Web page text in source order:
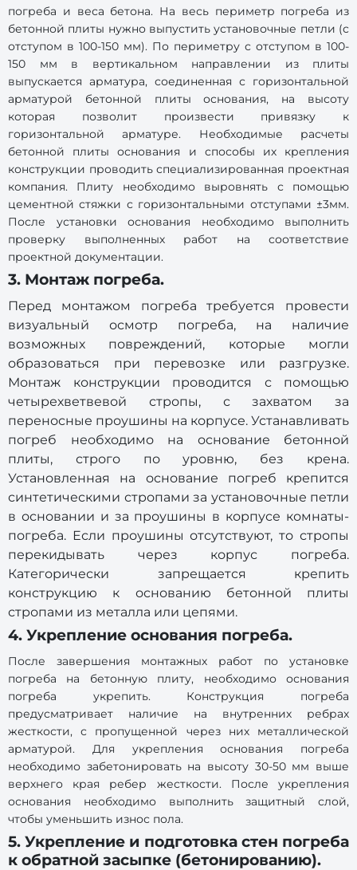
погреба и веса бетона. На весь периметр погреба из
бетонной плиты нужно выпустить установочные петли (с
отступом в 100-150 мм). По периметру с отступом в 100-
150 мм в вертикальном направлении из плиты
выпускается арматура, соединенная с горизонтальной
арматурой бетонной плиты основания, на высоту
которая позволит произвести привязку к
горизонтальной арматуре. Необходимые расчеты
бетонной плиты основания и способы их крепления
конструкции проводить специализированная проектная
компания. Плиту необходимо выровнять с помощью
цементной стяжки с горизонтальными отступами ±3мм.
После установки основания необходимо выполнить
проверку выполненных работ на соответствие
проектной документации.
3. Монтаж погреба.
Перед монтажом погреба требуется провести
визуальный осмотр погреба, на наличие
возможных повреждений, которые могли
образоваться при перевозке или разгрузке.
Монтаж конструкции проводится с помощью
четырехветвевой стропы, с захватом за
переносные проушины на корпусе. Устанавливать
погреб необходимо на основание бетонной
плиты, строго по уровню, без крена.
Установленная на основание погреб крепится
синтетическими стропами за установочные петли
в основании и за проушины в корпусе комнаты-
погреба. Если проушины отсутствуют, то стропы
перекидывать через корпус погреба.
Категорически запрещается крепить
конструкцию к основанию бетонной плиты
стропами из металла или цепями.
4. Укрепление основания погреба.
После завершения монтажных работ по установке
погреба на бетонную плиту, необходимо основания
погреба укрепить. Конструкция погреба
предусматривает наличие на внутренних ребрах
жесткости, с пропущенной через них металлической
арматурой. Для укрепления основания погреба
необходимо забетонировать на высоту 30-50 мм выше
верхнего края ребер жесткости. После укрепления
основания необходимо выполнить защитный слой,
чтобы уменьшить износ пола.
5. Укрепление и подготовка стен погреба
к обратной засыпке (бетонированию).